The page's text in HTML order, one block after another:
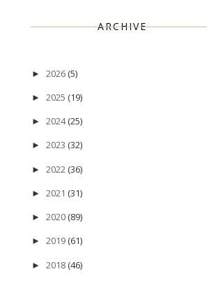
ARCHIVE
► 2026(5)
► 2025 (19)
► 2024(25)
► 2023 (32)
► 2022(36)
► 2021 (31)
► 2020(89)
► 2019(61)
► 2018(46)